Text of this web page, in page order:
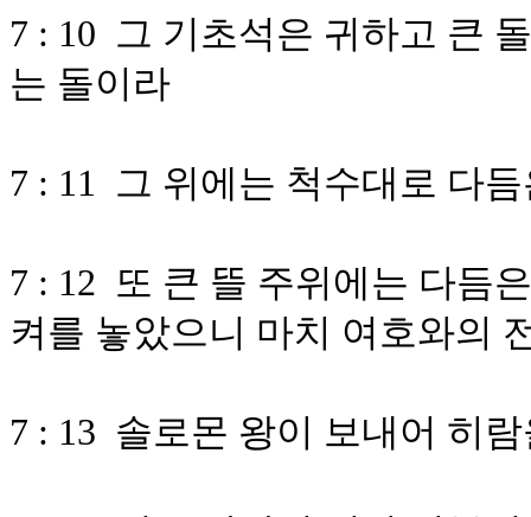
7 : 10 그 기초석은 귀하고 큰
는 돌이라
7 : 11 그 위에는 척수대로 다
7 : 12 또 큰 뜰 주위에는 다듬
켜를 놓았으니 마치 여호와의
7 : 13 솔로몬 왕이 보내어 히